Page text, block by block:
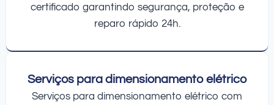
certificado garantindo segurança, proteção e
reparo rápido 24h.
Serviços para dimensionamento elétrico
Serviços para dimensionamento elétrico com